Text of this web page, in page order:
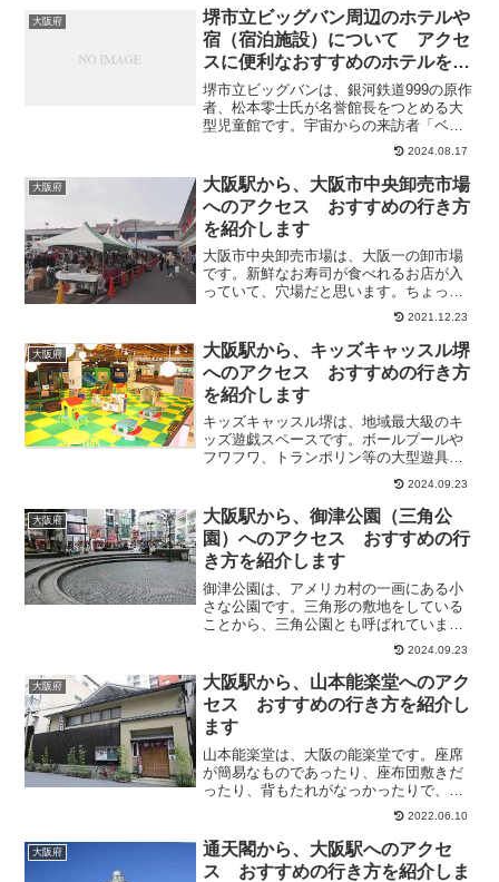
大阪府
堺市立ビッグバン周辺のホテルや
宿（宿泊施設）について アクセ
スに便利なおすすめのホテルを紹
介します
堺市立ビッグバンは、銀河鉄道999の原作
者、松本零士氏が名誉館長をつとめる大
型児童館です。宇宙からの来訪者「ベア
ル」と「メロウ」の壮大な旅物語”に沿っ
た、ストーリー性のある非日常空間が作
られています。まるでUFOのような外観
は、本館１階のエ...
2024.08.17
大阪府
大阪駅から、大阪市中央卸売市場
へのアクセス おすすめの行き方
を紹介します
大阪市中央卸売市場は、大阪一の卸市場
です。新鮮なお寿司が食べれるお店が入
っていて、穴場だと思います。ちょっと
した観光スポットになっていて、活気が
あってとても賑やかでした。そこで今回
は、大阪駅から、大阪市中央卸売市場へ
のアクセス方法について、...
2021.12.23
大阪府
大阪駅から、キッズキャッスル堺
へのアクセス おすすめの行き方
を紹介します
キッズキャッスル堺は、地域最大級のキ
ッズ遊戯スペースです。ボールプールや
フワフワ、トランポリン等の大型遊具に
加え、キッズゲームや乗り物などもあり
ます。こんなに広い場所はなかなかない
と思います！駐車場は無料なので、１日
中遊べます。そこで今回は...
2024.09.23
大阪府
大阪駅から、御津公園（三角公
園）へのアクセス おすすめの行
き方を紹介します
御津公園は、アメリカ村の一画にある小
さな公園です。三角形の敷地をしている
ことから、三角公園とも呼ばれていま
す。待ち合わせ定番スポットになってい
ます。たこ焼きを食べる家族連れなど、
本当にたくさんの人が休憩していて、一
休みするのに良い場所だと思...
2024.09.23
大阪府
大阪駅から、山本能楽堂へのアク
セス おすすめの行き方を紹介し
ます
山本能楽堂は、大阪の能楽堂です。座席
が簡易なものであったり、座布団敷きだ
ったり、背もたれがなっかったりで、座
りにくいところもあるのですが、ここは
椅子席で、客席も広く、安心して、ゆっ
たりと高齢者でも、楽しむことができま
す。そこで今回は、大阪駅...
2022.06.10
大阪府
通天閣から、大阪駅へのアクセ
ス おすすめの行き方を紹介しま